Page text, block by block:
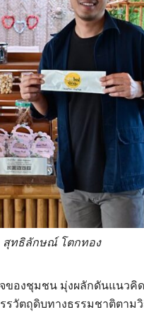
สุทธิลักษณ์ โตกทอง
จของชุมชน มุ่งผลักดันแนว
วัตถุดิบทางธรรมชาติตาม